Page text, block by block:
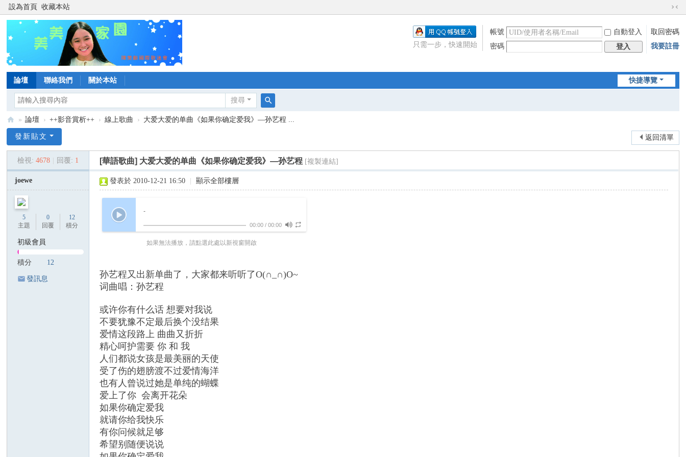
設為首頁 收藏本站
切
到
窄
帳號 自動登入
取回密碼
密碼
登入 我要註冊
只需一步，快速開始
快捷導覽
論壇 聯絡我們 關於本站
搜尋
搜
陳
美
美
家
» 論壇 › ++影音賞析++ › 線上歌曲 › 大爱大爱的单曲《如果你确定爱我》—孙艺程 ...
返回清單
發新貼文
檢視: 4678 回覆: 1 [華語歌曲] 大爱大爱的单曲《如果你确定爱我》—孙艺程 [複製連結]
joewe
5
主題
0
回覆
12
積分
初級會員
積分 12
發訊息
發表於 2010-12-21 16:50 顯示全部樓層
-
00:00 /00:00
如果無法播放，請點選此處以新視窗開啟
孙艺程又出新单曲了，大家都来听听了O(∩_∩)O~
词曲唱：孙艺程
或许你有什么话 想要对我说
不要犹豫不定最后换个没结果
爱情这段路上 曲曲又折折
精心呵护需要 你 和 我
人们都说女孩是最美丽的天使
受了伤的翅膀渡不过爱情海洋
也有人曾说过她是单纯的蝴蝶
爱上了你 会离开花朵
如果你确定爱我
就请你给我快乐
有你问候就足够
希望别随便说说